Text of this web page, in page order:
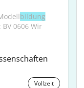
bildung
0606 Wir
Vollzeit